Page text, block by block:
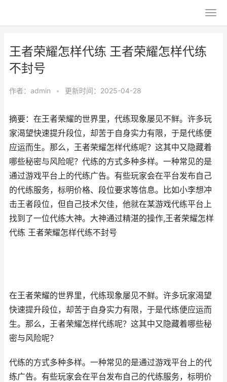
王者荣耀怎样代练 王者荣耀怎样代练
不封号
作者： admin • 更新时间：2025-04-28
摘要：在王者荣耀的世界里，代练现象屡见不鲜。许多玩
家渴望快速提升段位，却苦于自身实力有限，于是代练便
应运而生。那么，王者荣耀怎样代练呢？这其中又隐藏着
哪些秘密与风险呢？代练的方式多种多样。一种常见的是
通过游戏平台上的代练广告。有些玩家会在平台发布自己
的代练服务，标明价格、段位要求等信息。比如小李想冲
击王者段位，但自己技术欠佳，他就在某游戏代练平台上
找到了一位代练大神。大神通过精湛的操作,王者荣耀怎样
代练 王者荣耀怎样代练不封号
在王者荣耀的世界里，代练现象屡见不鲜。许多玩家渴望
快速提升段位，却苦于自身实力有限，于是代练便应运而
生。那么，王者荣耀怎样代练呢？这其中又隐藏着哪些秘
密与风险呢？
代练的方式多种多样。一种常见的是通过游戏平台上的代
练广告。有些玩家会在平台发布自己的代练服务，标明价